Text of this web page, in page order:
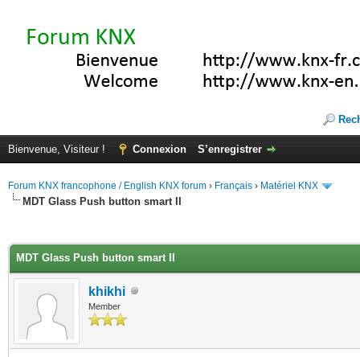
Bienvenue, Visiteur ! Connexion S’enregistrer
Forum KNX francophone / English KNX forum › Français › Matériel KNX
MDT Glass Push button smart II
MDT Glass Push button smart II
khikhi
Member